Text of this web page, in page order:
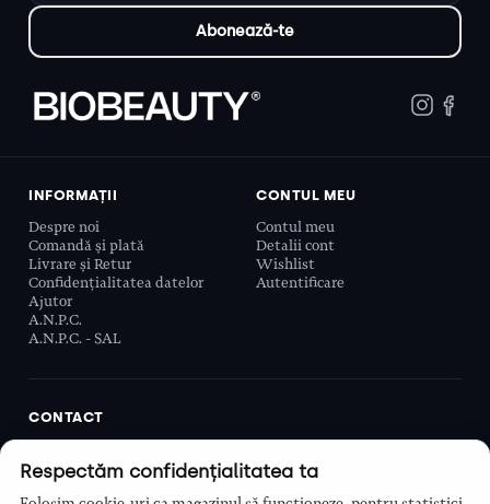
INFORMAȚII
Despre noi
Comandă și plată
Livrare și Retur
Confidențialitatea datelor
Ajutor
A.N.P.C.
A.N.P.C. - SAL
CONTUL MEU
Contul meu
Detalii cont
Wishlist
Autentificare
CONTACT
Sector 6, București, România
Respectăm confidențialitatea ta